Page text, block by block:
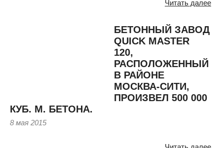
Читать далее
БЕТОННЫЙ ЗАВОД
QUICK MASTER
120,
РАСПОЛОЖЕННЫЙ
В РАЙОНЕ
МОСКВА-СИТИ,
ПРОИЗВЕЛ 500 000
КУБ. М. БЕТОНА.
8 мая 2015